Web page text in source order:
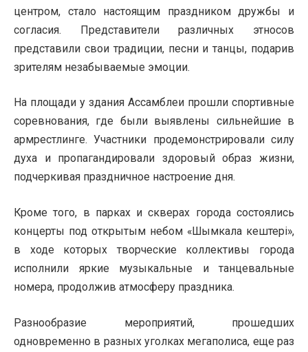
центром, стало настоящим праздником дружбы и
согласия. Представители различных этносов
представили свои традиции, песни и танцы, подарив
зрителям незабываемые эмоции.
На площади у здания Ассамблеи прошли спортивные
соревнования, где были выявлены сильнейшие в
армрестлинге. Участники продемонстрировали силу
духа и пропагандировали здоровый образ жизни,
подчеркивая праздничное настроение дня.
Кроме того, в парках и скверах города состоялись
концерты под открытым небом «Шымкала кештері»,
в ходе которых творческие коллективы города
исполнили яркие музыкальные и танцевальные
номера, продолжив атмосферу праздника.
Разнообразие мероприятий, прошедших
одновременно в разных уголках мегаполиса, еще раз